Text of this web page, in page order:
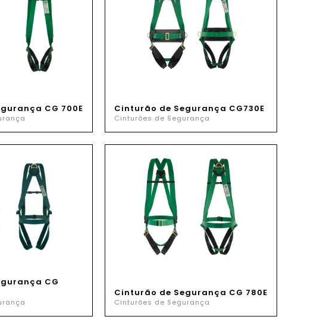
CG 700E Cinturão de Segurança CG730E
Cinturões de Segurança
CG
Cinturão de Segurança CG 780E
Cinturões de Segurança